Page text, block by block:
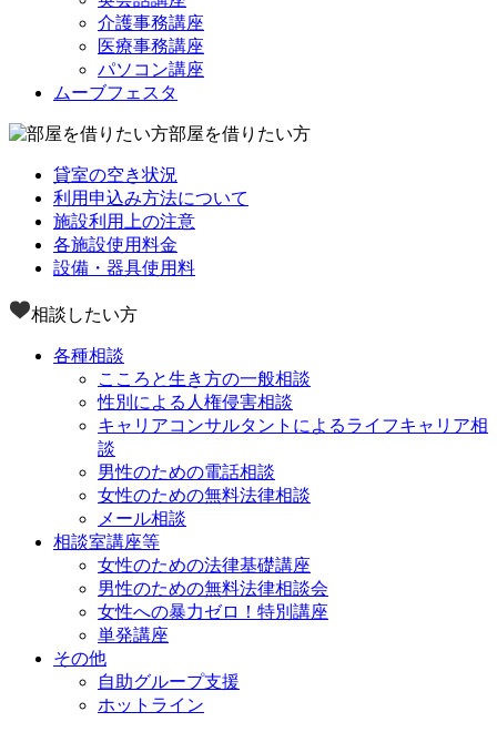
介護事務講座
医療事務講座
パソコン講座
ムーブフェスタ
部屋を借りたい方
貸室の空き状況
利用申込み方法について
施設利用上の注意
各施設使用料金
設備・器具使用料
相談したい方
各種相談
こころと生き方の一般相談
性別による人権侵害相談
キャリアコンサルタントによるライフキャリア相
談
男性のための電話相談
女性のための無料法律相談
メール相談
相談室講座等
女性のための法律基礎講座
男性のための無料法律相談会
女性への暴力ゼロ！特別講座
単発講座
その他
自助グループ支援
ホットライン